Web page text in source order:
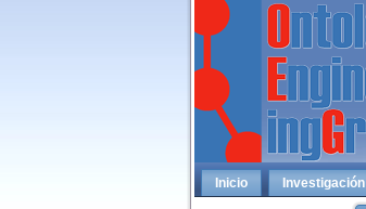
Inicio Investigación